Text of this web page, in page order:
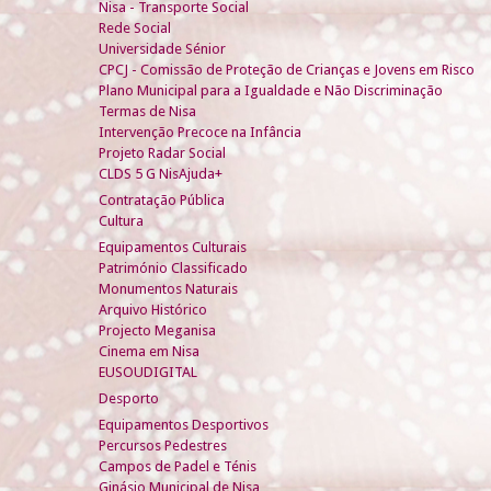
Nisa - Transporte Social
Rede Social
Universidade Sénior
CPCJ - Comissão de Proteção de Crianças e Jovens em Risco
Plano Municipal para a Igualdade e Não Discriminação
Termas de Nisa
Intervenção Precoce na Infância
Projeto Radar Social
CLDS 5 G NisAjuda+
Contratação Pública
Cultura
Equipamentos Culturais
Património Classificado
Monumentos Naturais
Arquivo Histórico
Projecto Meganisa
Cinema em Nisa
EUSOUDIGITAL
Desporto
Equipamentos Desportivos
Percursos Pedestres
Campos de Padel e Ténis
Ginásio Municipal de Nisa